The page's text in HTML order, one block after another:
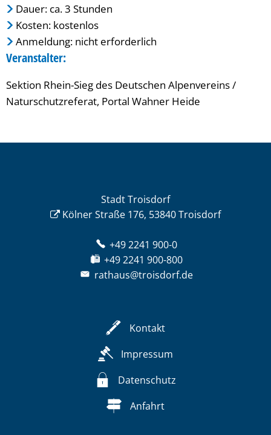
Dauer: ca. 3 Stunden
Kosten: kostenlos
Anmeldung: nicht erforderlich
Veranstalter:
Sektion Rhein-Sieg des Deutschen Alpenvereins /
Naturschutzreferat, Portal Wahner Heide
Stadt Troisdorf
Kölner Straße 176, 53840 Troisdorf
+49 2241 900-0
+49 2241 900-800
rathaus@troisdorf.de
Kontakt
Impressum
Datenschutz
Anfahrt